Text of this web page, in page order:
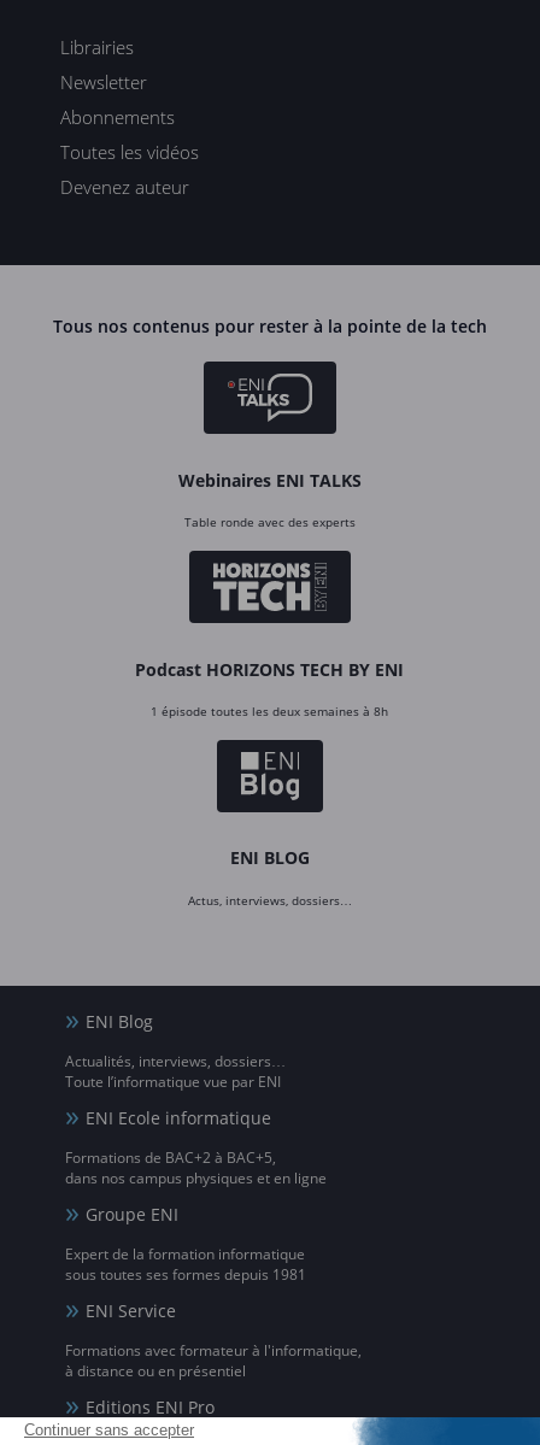
Librairies
Newsletter
Abonnements
Toutes les vidéos
Devenez auteur
Tous nos contenus pour rester à la pointe de la tech
Webinaires ENI TALKS
Table ronde avec des experts
Podcast HORIZONS TECH BY ENI
1 épisode toutes les deux semaines à 8h
ENI BLOG
Actus, interviews, dossiers…
ENI Blog
Actualités, interviews, dossiers…
Toute l’informatique vue par ENI
ENI Ecole informatique
Formations de BAC+2 à BAC+5,
dans nos campus physiques et en ligne
Groupe ENI
Expert de la formation informatique
sous toutes ses formes depuis 1981
ENI Service
Formations avec formateur à l'informatique,
à distance ou en présentiel
Editions ENI Pro